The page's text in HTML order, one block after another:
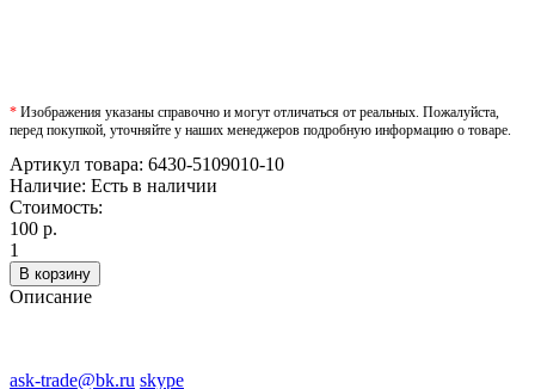
* Изображения указаны справочно и могут отличаться от реальных. Пожалуйста,
перед покупкой, уточняйте у наших менеджеров подробную информацию о товаре.
Артикул товара: 6430-5109010-10
Наличие: Есть в наличии
Стоимость:
100 р.
1
В корзину
Описание
ask-trade@bk.ru skype